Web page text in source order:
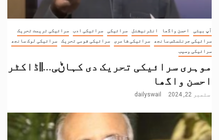
آپ بیتی احسن واگھا انٹرنیشنل سرائیکی سرائیکی ادب
سرائیکی تریمت تحریک
سرائیکی جرنلسٹس سانجھ
سرائیکی شاعری سرائیکی قومی تحریک
سرائیکی لوک سانجھ
سرائیکی وسیب
موہری سرائیکی تحریک دی کہاݨی…||ڈاکٹر
احسن واگھا
ستمبر 22, 2024 dailyswail